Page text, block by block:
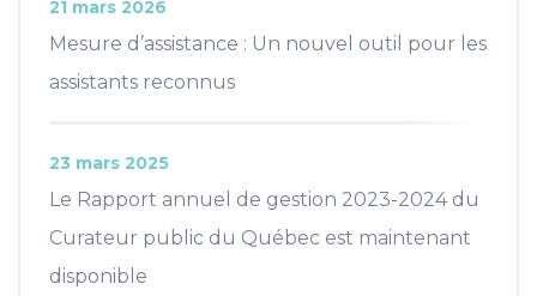
Mesure d’assistance : Un nouvel outil pour les
assistants reconnus
21 mars 2026
Le Rapport annuel de gestion 2023-2024 du
Curateur public du Québec est maintenant
disponible
23 mars 2025